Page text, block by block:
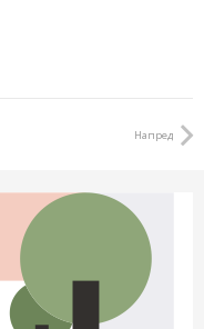
Напред